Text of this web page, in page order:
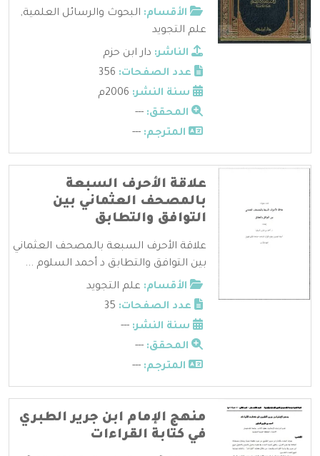
الأقسام: البحوث والرسائل العلمية,
علم التجويد
الناشر: دار ابن حزم
عدد الصفحات:
سنة النشر:
المحقق: ---
المترجم: ---
علاقة الأحرف السبعة
بالمصحف العثماني بين
التوافق والتطابق
علاقة الأحرف السبعة بالمصحف العثماني
بين التوافق والتطابق د أحمد السلوم ...
الأقسام: علم التجويد
عدد الصفحات:
سنة النشر: ---
المحقق: ---
المترجم: ---
منهج الإمام ابن جرير الطبري
في كتابة القراءات